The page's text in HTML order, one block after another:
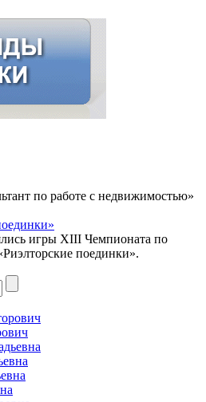
по работе с недвижимостью»
игры XIII Чемпионата по
поединки».